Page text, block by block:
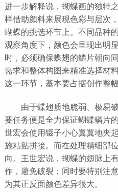
进一步解释说，蝴蝶画的独特
样借助颜料来展现色彩与层次
蝴蝶的挑选环节上。不同品种
观察角度下，颜色会呈现出明
时，必须确保蝶翅的鳞片朝向
需求和整体构图来精准选择材
这一环节，基本要占据创作整
由于蝶翅质地脆弱、极易破
要任务便是全力保证蝴蝶鳞片
世宏会使用镊子小心翼翼地夹
施粘贴拼接。而在处理精细部
向。王世宏说，蝴蝶的翅脉上
作，避免破裂；同时要特别注
为其正反面颜色差异很大。